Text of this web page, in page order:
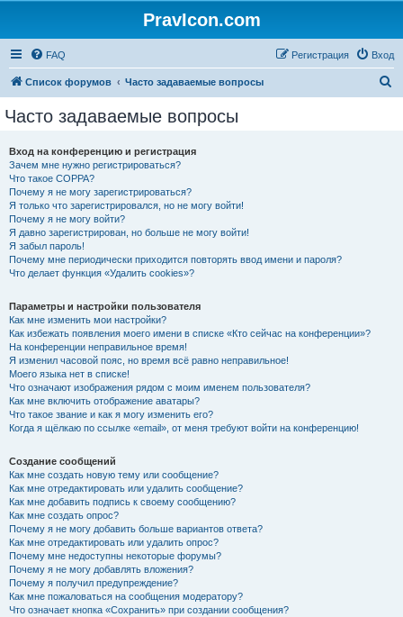
PravIcon.com
FAQ Вход
Регистрация
Список форумов Часто задаваемые вопросы
Часто задаваемые вопросы
Вход на конференцию и регистрация
Зачем мне нужно регистрироваться?
Что такое COPPA?
Почему я не могу зарегистрироваться?
Я только что зарегистрировался, но не могу войти!
Почему я не могу войти?
Я давно зарегистрирован, но больше не могу войти!
Я забыл пароль!
Почему мне периодически приходится повторять ввод имени и пароля?
Что делает функция «Удалить cookies»?
Параметры и настройки пользователя
Как мне изменить мои настройки?
Как избежать появления моего имени в списке «Кто сейчас на конференции»?
На конференции неправильное время!
Я изменил часовой пояс, но время всё равно неправильное!
Моего языка нет в списке!
Что означают изображения рядом с моим именем пользователя?
Как мне включить отображение аватары?
Что такое звание и как я могу изменить его?
Когда я щёлкаю по ссылке «email», от меня требуют войти на конференцию!
Создание сообщений
Как мне создать новую тему или сообщение?
Как мне отредактировать или удалить сообщение?
Как мне добавить подпись к своему сообщению?
Как мне создать опрос?
Почему я не могу добавить больше вариантов ответа?
Как мне отредактировать или удалить опрос?
Почему мне недоступны некоторые форумы?
Почему я не могу добавлять вложения?
Почему я получил предупреждение?
Как мне пожаловаться на сообщения модератору?
Что означает кнопка «Сохранить» при создании сообщения?